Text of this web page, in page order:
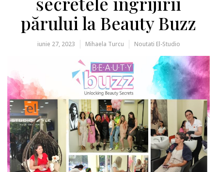
părului la Beauty Buzz
iunie 27, 2023 Mihaela Turcu Noutati El-Studio